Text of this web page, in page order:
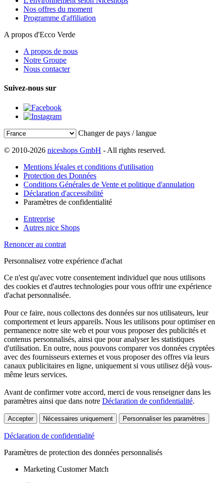
Nos offres du moment
Programme d'affiliation
A propos d'Ecco Verde
A propos de nous
Notre Groupe
Nous contacter
Suivez-nous sur
Changer de pays / langue
© 2010-2026 niceshops GmbH - All rights reserved.
Mentions légales et conditions d'utilisation
Protection des Données
Conditions Générales de Vente et politique d'annulation
Déclaration d'accessibilité
Paramètres de confidentialité
Entreprise
Autres nice Shops
Renoncer au contrat
Personnalisez votre expérience d'achat
Ce n'est qu'avec votre consentement individuel que nous utilisons
des cookies et d'autres technologies pour vous offrir une expérience
d'achat personnalisée.
Pour ce faire, nous collectons des données sur nos utilisateurs, leur
comportement et leurs appareils. Nous les utilisons pour optimiser en
permanence notre site web et pour vous proposer des publicités et
contenus personnalisés, ainsi que pour analyser les statistiques
d'utilisation. En outre, nous pouvons comparer vos données cryptées
avec des fournisseurs externes et vous proposer des offres via leurs
canaux publicitaires en ligne, uniquement si vous utilisez déjà vous-
même leurs services.
Avant de confirmer votre accord, merci de vous renseigner dans les
paramètres ainsi que dans notre Déclaration de confidentialité.
Accepter Nécessaires uniquement Personnaliser les paramètres
Déclaration de confidentialité
Paramètres de protection des données personnalisés
Marketing Customer Match